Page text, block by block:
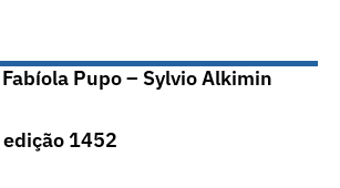
Pupo – Sylvio Alkimin
1452